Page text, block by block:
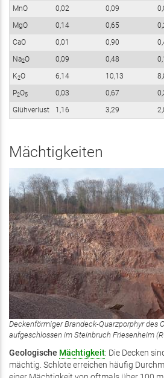
MnO
0,02 0,09
MgO
0,14 0,65
CaO
0,01 0,90
Na2O 0,09 0,48
K2O 6,14 10,13
P2O5 0,03 0,67
Glühverlust
1,16 3,29
Mächtigkeiten
Deckenförmiger Brandeck-Quarzporphyr des
aufgeschlossen im Steinbruch Friesenheim
Geologische Mächtigkeit: Die Decken
mächtig. Schlote erreichen häufig